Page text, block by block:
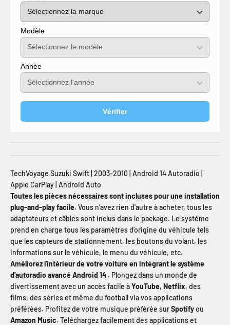
Modèle
Année
Vérifier
TechVoyage Suzuki Swift | 2003-2010 | Android 14 Autoradio |
Apple CarPlay | Android Auto
Toutes les pièces nécessaires sont incluses pour une installation
plug-and-play facile. Vous n'avez rien d'autre à acheter, tous les
adaptateurs et câbles sont inclus dans le package. Le système
prend en charge tous les paramètres d'origine du véhicule tels
que les capteurs de stationnement, les boutons du volant, les
informations sur le véhicule, le menu du véhicule, etc.
Améliorez l'intérieur de votre voiture en intégrant le système
d'autoradio avancé Android 14 . Plongez dans un monde de
divertissement avec un accès facile àYouTube, Netflix, des
films, des séries et même du football via vos applications
préférées. Profitez de votre musique préférée surSpotifyou
Amazon Music. Téléchargez facilement des applications et